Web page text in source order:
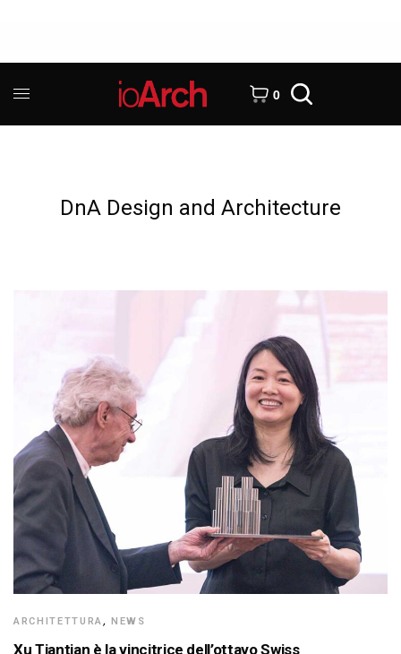
0
DnA Design and Architecture
ARCHITETTURA,NEWS
Xu Tiantian è la vincitrice dell’ottavo Swiss